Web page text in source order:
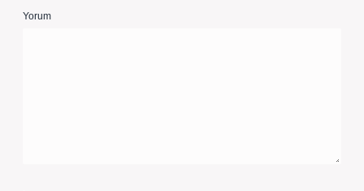
Yorum